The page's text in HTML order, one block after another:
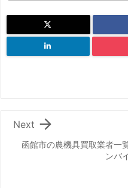
函館市の農機具買取業者一
ンバ

Next